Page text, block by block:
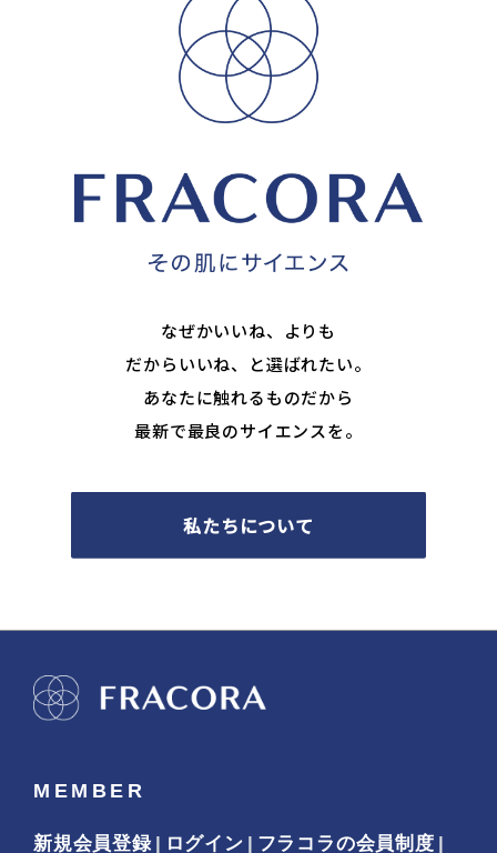
なぜかいいね、よりも
だからいいね、と選ばれたい。
あなたに触れるものだから
最新で最良のサイエンスを。
私たちについて
MEMBER
新規会員登録 ログイン フラコラの会員制度